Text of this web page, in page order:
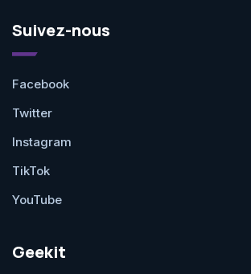
Suivez-nous
Facebook
Twitter
Instagram
TikTok
YouTube
Geekit